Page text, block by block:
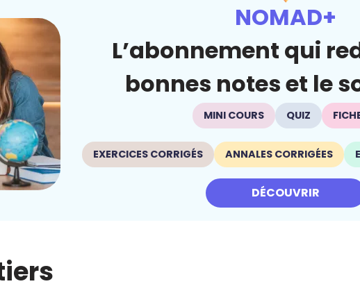
NOMAD+
L’abonnement qui
bonnes notes et le
MINI COURS QUIZ
EXERCICES CORRIGÉS ANNALES CORRIGÉES
DÉCOUVRIR